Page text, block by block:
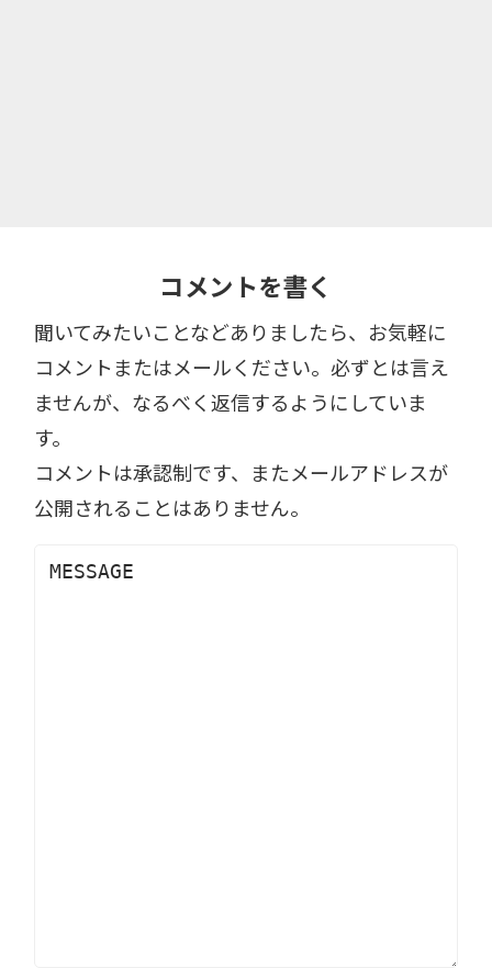
コメントを書く
聞いてみたいことなどありましたら、お気軽に
コメントまたはメールください。必ずとは言え
ませんが、なるべく返信するようにしていま
す。
コメントは承認制です、またメールアドレスが
公開されることはありません。